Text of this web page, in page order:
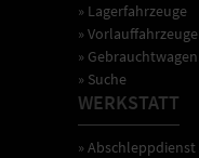
» Lagerfahrzeuge
» Vorlauffahrzeuge
» Gebrauchtwagen
» Suche
WERKSTATT
» Abschleppdienst